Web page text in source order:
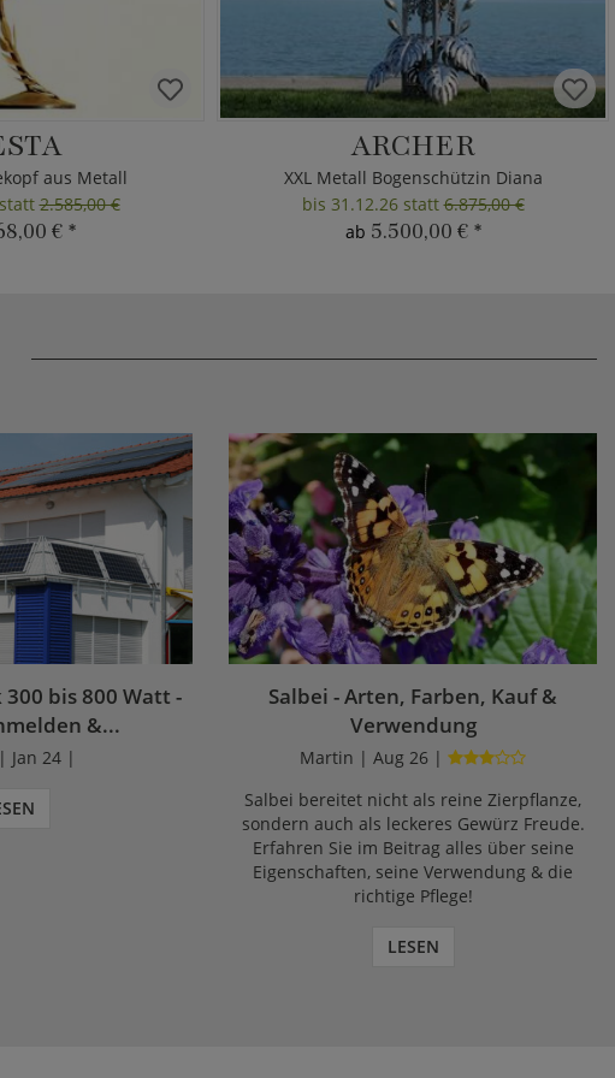
aus Metall
statt2.585,00 €
€ *
ARCHER
XXL Metall Bogenschützin Diana
bis 31.12.26 statt6.875,00 €
ab 5.500,00 € *
bis 800 Watt -
&...
Jan 24 |
Salbei - Arten, Farben, Kauf &
Verwendung
Martin | Aug 26 |
Salbei bereitet nicht als reine Zierpflanze,
sondern auch als leckeres Gewürz Freude.
Erfahren Sie im Beitrag alles über seine
Eigenschaften, seine Verwendung & die
richtige Pflege!
LESEN